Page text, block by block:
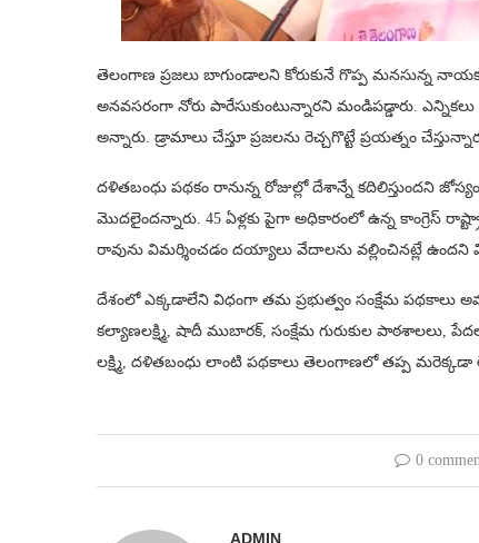
తెలంగాణ ప్రజలు బాగుండాలని కోరుకునే గొప్ప మనసున్న
అనవసరంగా నోరు పారేసుకుంటున్నారని మండిపడ్డారు.
అన్నారు. డ్రామాలు చేస్తూ ప్రజలను రెచ్చగొట్టే ప్రయత్నం
దళితబంధు పథకం రానున్న రోజుల్లో దేశాన్నే కదిలిస్తుందని
మొదలైందన్నారు. 45 ఏళ్లకు పైగా అధికారంలో ఉన్న కాంగ్రెస్
రావును విమర్శించడం దయ్యాలు వేదాలను వల్లించినట్లే ఉందని
దేశంలో ఎక్కడాలేని విధంగా తమ ప్రభుత్వం సంక్షేమ పథకాలు
కల్యాణలక్ష్మి, షాదీ ముబారక్, సంక్షేమ గురుకుల పాఠశాలలు,
లక్ష్మి, దళితబంధు లాంటి పథకాలు తెలంగాణలో తప్ప మరెక్కడా
0
ADMIN